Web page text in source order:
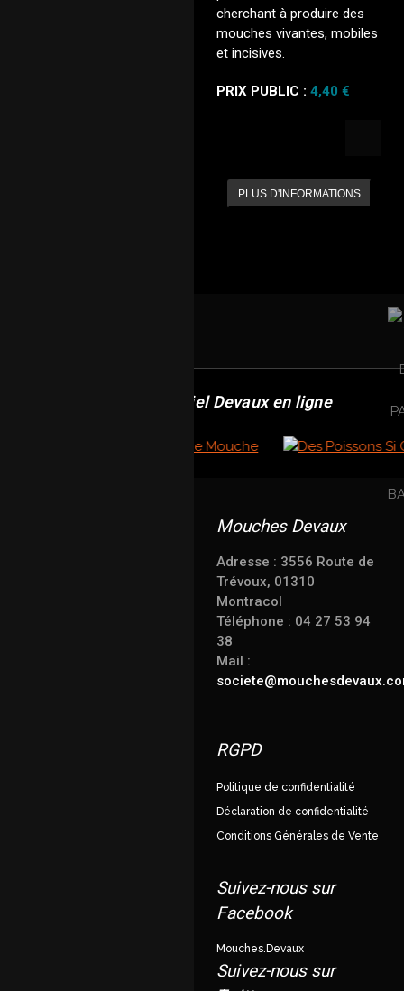
cherchant à produire des
mouches vivantes, mobiles
et incisives.
PRIX PUBLIC : 4,40 €
PLUS D'INFORMATIONS
Revendeur officiel Devaux en ligne
Mouches Devaux
Adresse : 3556 Route de
Trévoux, 01310
Montracol
Téléphone : 04 27 53 94
38
Mail :
RGPD
Politique de confidentialité
Déclaration de confidentialité
Conditions Générales de Vente
Suivez-nous sur
Facebook
Mouches.Devaux
Suivez-nous sur